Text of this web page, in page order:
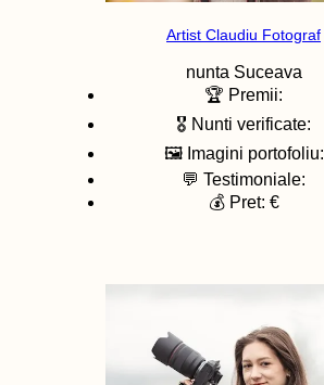
Artist Claudiu Fotograf
nunta Suceava
🏆 Premii:
🎖️ Nunti verificate:
🖼️ Imagini portofoliu:
💬 Testimoniale:
💰 Pret: €